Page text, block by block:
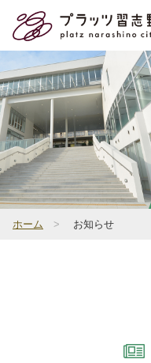
お問い合わせ
サイト内検索
ホーム > お知らせ